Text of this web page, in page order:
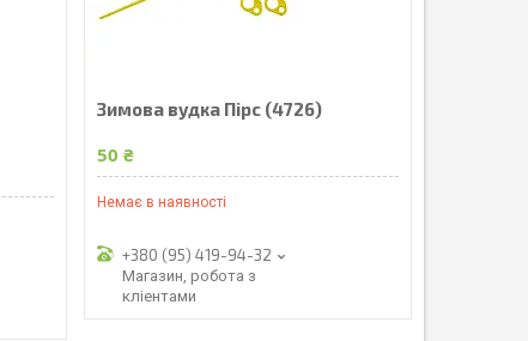
Зимова вудка Пірс (4726)
50 ₴
Немає в наявності
+380 (95) 419-94-32
Магазин, робота з
кліентами